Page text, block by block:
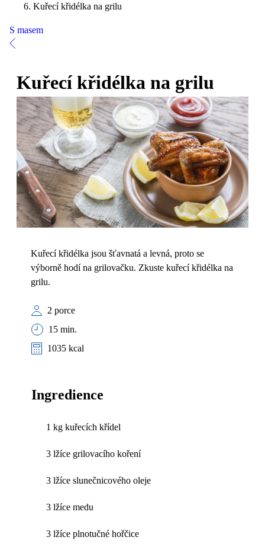
Kuřecí křidélka na grilu
S masem
Kuřecí křidélka na grilu
Kuřecí křidélka jsou šťavnatá a levná, proto se
výborně hodí na grilovačku. Zkuste kuřecí křidélka na
grilu.
2 porce
15 min.
1035 kcal
Ingredience
1 kg kuřecích křídel
3 lžíce grilovacího koření
3 lžíce slunečnicového oleje
3 lžíce medu
3 lžíce plnotučné hořčice